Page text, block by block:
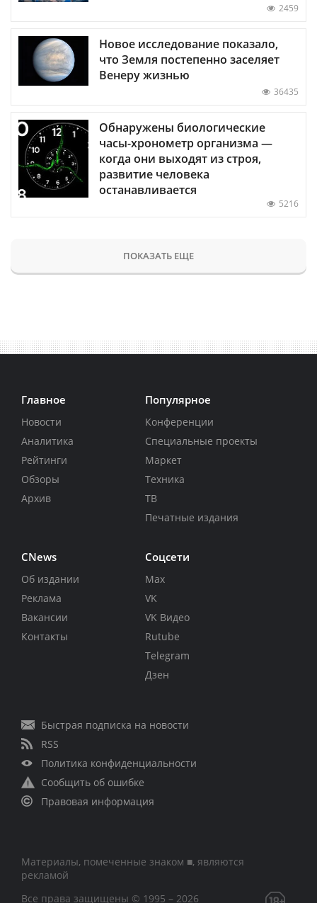
2459
Новое исследование показало,
что Земля постепенно заселяет
Венеру жизнью
36435
Обнаружены биологические
часы-хронометр организма —
когда они выходят из строя,
развитие человека
останавливается
5216
ПОКАЗАТЬ ЕЩЕ
Главное
Новости
Аналитика
Рейтинги
Обзоры
Архив
Популярное
Конференции
Специальные проекты
Маркет
Техника
ТВ
Печатные издания
CNews
Об издании
Реклама
Вакансии
Контакты
Соцсети
Max
VK
VK Видео
Rutube
Telegram
Дзен
Быстрая подписка на новости
RSS
Политика конфиденциальности
Сообщить об ошибке
Правовая информация
Материалы, помеченные знаком ■, являются
рекламой
Все права защищены © 1995 – 2026